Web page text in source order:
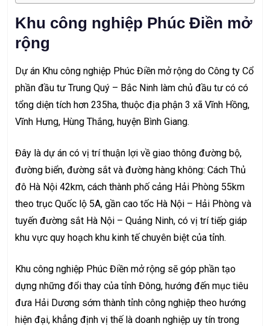
Khu công nghiệp Phúc Điền mở
rộng
Dự án Khu công nghiệp Phúc Điền mở rộng do Công ty Cổ
phần đầu tư Trung Quý – Bắc Ninh làm chủ đầu tư có có
tổng diện tích hơn 235ha, thuộc địa phận 3 xã Vĩnh Hồng,
Vĩnh Hưng, Hùng Thắng, huyện Bình Giang.
Đây là dự án có vị trí thuận lợi về giao thông đường bộ,
đường biển, đường sắt và đường hàng không: Cách Thủ
đô Hà Nội 42km, cách thành phố cảng Hải Phòng 55km
theo trục Quốc lộ 5A, gần cao tốc Hà Nội – Hải Phòng và
tuyến đường sắt Hà Nội – Quảng Ninh, có vị trí tiếp giáp
khu vực quy hoạch khu kinh tế chuyên biệt của tỉnh.
Khu công nghiệp Phúc Điền mở rộng sẽ góp phần tạo
dựng những đổi thay của tỉnh Đông, hướng đến mục tiêu
đưa Hải Dương sớm thành tỉnh công nghiệp theo hướng
hiện đại, khẳng định vị thế là doanh nghiệp uy tín trong